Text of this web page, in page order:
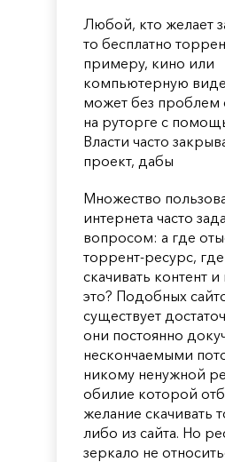
Любой, кто желает
то бесплатно
примеру, кино или
компьютерную
может без проблем
на руторге с
Власти часто
проект, дабы
Множество
интернета часто
вопросом: а где
торрент-ресурс,
скачивать контент и
это? Подобных
существует
они постоянно
нескончаемыми
никому ненужной
обилие которой
желание скачивать
либо из сайта. Но
зеркало не